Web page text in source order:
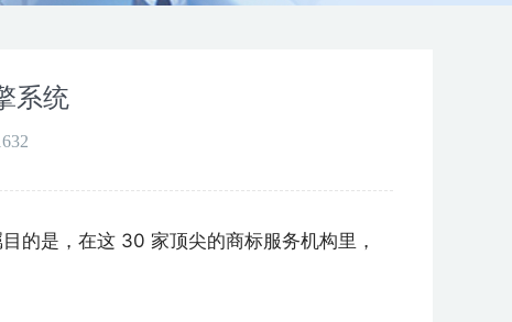
系统
的是，在这 30 家顶尖的商标服务机构里，